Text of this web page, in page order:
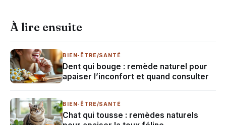
À lire ensuite
BIEN-ÊTRE/SANTÉ
Dent qui bouge : remède naturel pour
apaiser l’inconfort et quand consulter
BIEN-ÊTRE/SANTÉ
Chat qui tousse : remèdes naturels